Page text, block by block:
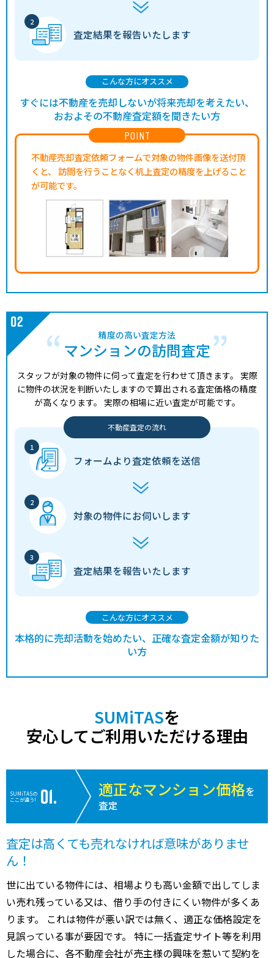
査定結果を報告いたします
POINT
不動産売却査定依頼フォームで対象の物件画像を送付頂
くと、
訪問を行うことなく机上査定の精度を上げること
が可能です。
こんな方にオススメ
すぐには不動産を売却しないが将来売却を考えたい、
おおよその不動産査定額を聞きたい方
精度の高い査定方法
マンションの訪問査定
スタッフが対象の物件に伺って査定を行わせて頂きます。 実際
に物件の状況を判断いたしますので算出される査定価格の精度
が高くなります。 実際の相場に近い査定が可能です。
不動産査定の流れ
フォームより査定依頼を送信
対象の物件にお伺いします
査定結果を報告いたします
こんな方にオススメ
本格的に売却活動を始めたい、正確な査定金額が知りた
い方
SUMiTASを
安心してご利用いただける理由
SUMiTASの
ここが違う!
適正なマンション価格を
査定
査定は高くても売れなければ意味がありませ
ん！
世に出ている物件には、相場よりも高い金額で出してしま
い売れ残っている又は、借り手の付きにくい物件が多くあ
ります。 これは物件が悪い訳では無く、適正な価格設定を
見誤っている事が要因です。 特に一括査定サイト等を利用
した場合に、各不動産会社が売主様の興味を惹いて契約を